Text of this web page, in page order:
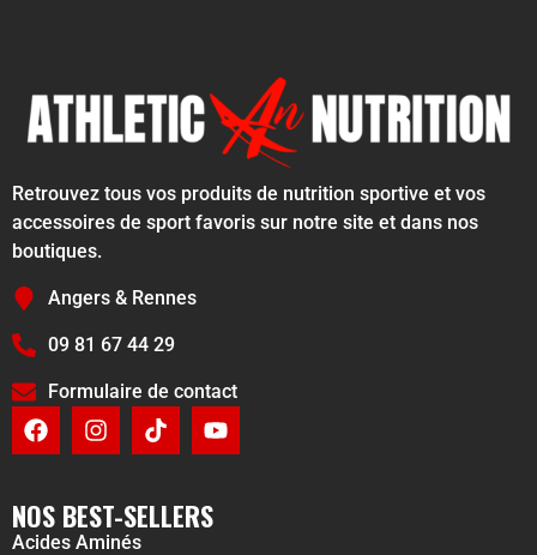
Retrouvez tous vos produits de nutrition sportive et vos
accessoires de sport favoris sur notre site et dans nos
boutiques.
Angers & Rennes
09 81 67 44 29
Formulaire de contact
NOS BEST-SELLERS
Acides Aminés